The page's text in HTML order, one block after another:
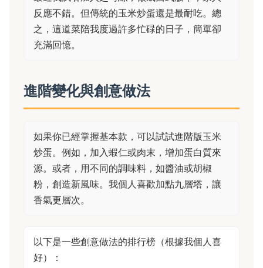
反應不錯。但傳統的玉米炒蛋還是最耐吃。總
之，這道菜陪我度過許多忙碌的日子，簡單卻
充滿回憶。
進階變化與創意做法
如果你已經掌握基本款，可以試試進階版玉米
炒蛋。例如，加入蝦仁或肉末，增加蛋白質來
源。或者，用不同的調味料，如醬油或胡椒
粉，創造新風味。我個人喜歡加點九層塔，讓
香氣更層次。
以下是一些創意做法的排行榜（根據我個人喜
好）：